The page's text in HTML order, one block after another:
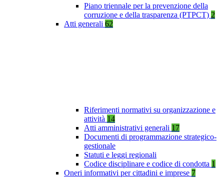
Piano triennale per la prevenzione della
corruzione e della trasparenza (PTPCT) 2
Atti generali 62
Riferimenti normativi su organizzazione e
attività 14
Atti amministrativi generali 17
Documenti di programmazione strategico-
gestionale
Statuti e leggi regionali
Codice disciplinare e codice di condotta 1
Oneri informativi per cittadini e imprese 7